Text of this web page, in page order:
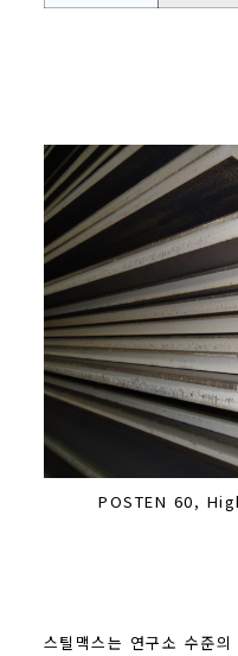
POSTEN 60,
스틸맥스는 연구소 수준의